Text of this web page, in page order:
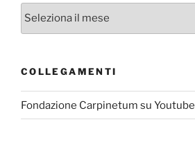
Archivi
COLLEGAMENTI
Fondazione Carpinetum su Youtube